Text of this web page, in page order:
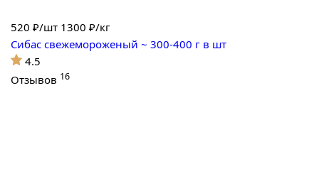
520 ₽/шт 1300 ₽/кг
Сибас свежемороженый ~ 300-400 г в шт
4.5
Отзывов 16